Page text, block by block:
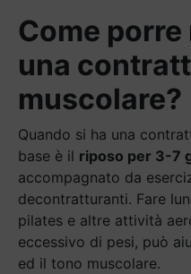
Come
una
muscolare?
Quando si ha una
base è il riposo per 3-7
accompagnato da
decontratturanti. Fare
pilates e altre attività
eccessivo di pesi, può
ed il tono muscolare.